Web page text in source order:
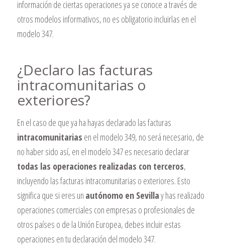
información de ciertas operaciones ya se conoce a través de
otros modelos informativos, no es obligatorio incluirlas en el
modelo 347.
¿Declaro las facturas
intracomunitarias o
exteriores?
En el caso de que ya ha hayas declarado las facturas
intracomunitarias en el modelo 349, no será necesario, de
no haber sido así, en el modelo 347 es necesario declarar
todas las operaciones realizadas con terceros,
incluyendo las facturas intracomunitarias o exteriores. Esto
significa que si eres un autónomo en Sevillay has realizado
operaciones comerciales con empresas o profesionales de
otros países o de la Unión Europea, debes incluir estas
operaciones en tu declaración del modelo 347.